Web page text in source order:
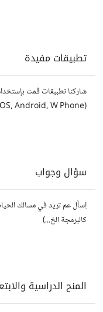
تطبيقات مفيدة
شاركنا تطبيقات قمت
المتجر..إلا في حالة وجود
سؤال وجواب
اِسأل عم تريد في مسالك
كالبرمجة الخ...)
المنح الدراسية